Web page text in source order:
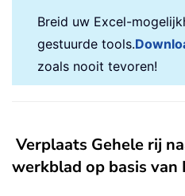
Breid uw Excel-
gestuurde tools.
zoals nooit tevoren!
Verplaats Gehele rij
werkblad op basis van